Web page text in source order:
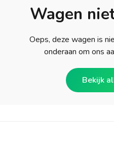
Wagen
Oeps, deze wagen is
onderaan om ons
Bekijk